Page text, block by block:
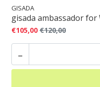
GISADA
gisada ambassador for
€105,00 €120,00
-